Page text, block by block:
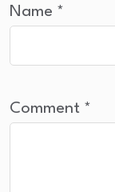
Name *
Comment *